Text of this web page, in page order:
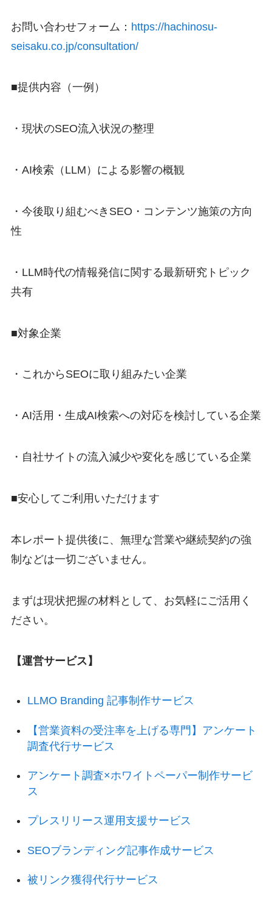
お問い合わせフォーム： https://hachinosu-
seisaku.co.jp/consultation/
■提供内容（一例）
・現状のSEO流入状況の整理
・AI検索（LLM）による影響の概観
・今後取り組むべきSEO・コンテンツ施策の方向
性
・LLM時代の情報発信に関する最新研究トピック
共有
■対象企業
・これからSEOに取り組みたい企業
・AI活用・生成AI検索への対応を検討している企業
・自社サイトの流入減少や変化を感じている企業
■安心してご利用いただけます
本レポート提供後に、無理な営業や継続契約の強
制などは一切ございません。
まずは現状把握の材料として、お気軽にご活用く
ださい。
【運営サービス】
LLMO Branding 記事制作サービス
【営業資料の受注率を上げる専門】アンケート
調査代行サービス
アンケート調査×ホワイトペーパー制作サービ
ス
プレスリリース運用支援サービス
SEOブランディング記事作成サービス
被リンク獲得代行サービス